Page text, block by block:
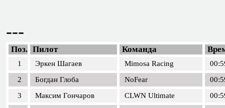
---
Поз. Пилот Команда
1 Эркен Шагаев Mimosa Racing
2
Богдан Глоба NoFear
3
Максим Гончаров CLWN Ultimate